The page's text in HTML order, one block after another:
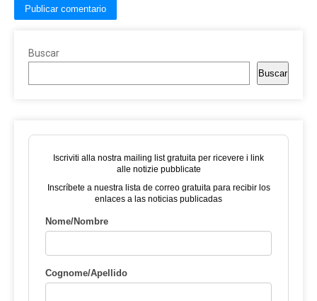
Buscar
Buscar
Iscriviti alla nostra mailing list gratuita per ricevere i link
alle notizie pubblicate
Inscríbete a nuestra lista de correo gratuita para recibir los
enlaces a las noticias publicadas
Nome/Nombre
Cognome/Apellido